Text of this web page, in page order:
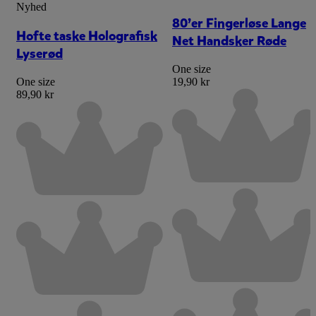
Nyhed
Hofte taske Holografisk
Lyserød
One size
89,90 kr
80’er Fingerløse Lange
Net Handsker Røde
One size
19,90 kr